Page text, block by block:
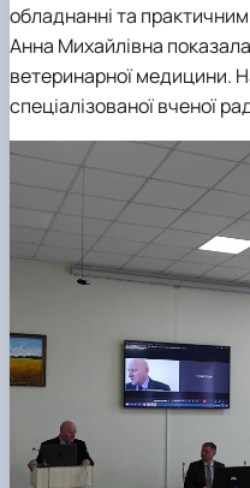
обладнанні та
Анна Михайлівна
ветеринарної медицини.
спеціалізованої вченої